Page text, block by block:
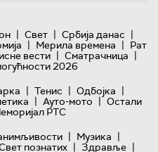
| Свет | Србија данас |
| Мерила времена | Рат
вести | Сматрачница |
2026
| Тенис | Одбојка |
| Ауто-мото | Остали
РТС
| Музика |
познатих | Здравље |